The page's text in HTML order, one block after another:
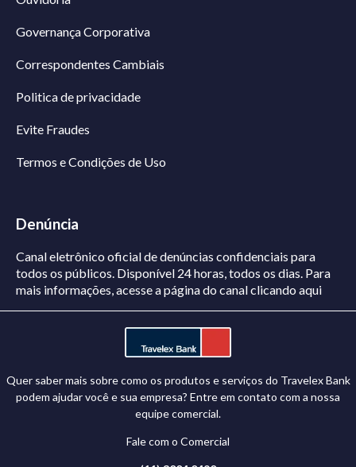
Governança Corporativa
Correspondentes Cambiais
Politica de privacidade
Evite Fraudes
Termos e Condições de Uso
Denúncia
Canal eletrônico oficial de denúncias confidenciais para
todos os públicos. Disponível 24 horas, todos os dias. Para
mais informações, acesse a página do canalclicando aqui
Quer saber mais sobre como os produtos e serviços do Travelex Bank
podem ajudar você e sua empresa? Entre em contato com a nossa
equipe comercial.
Fale com o Comercial